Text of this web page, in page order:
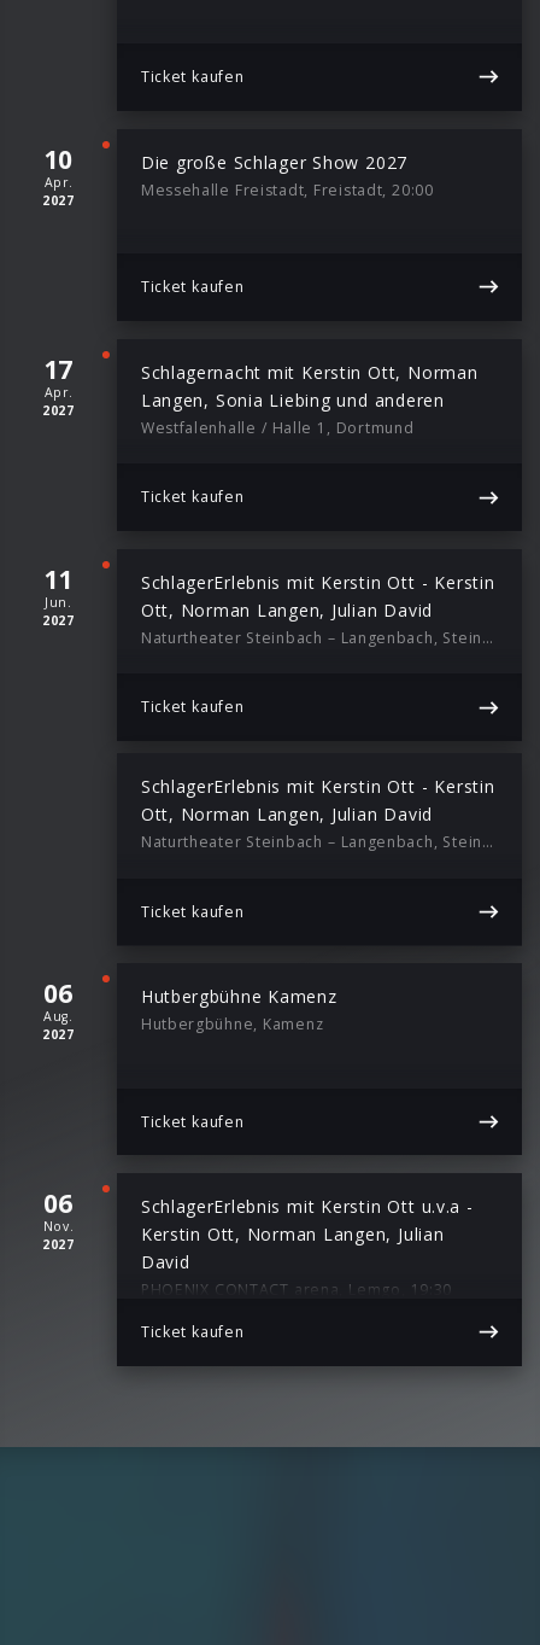
Ticket kaufen
10
Apr.
2027
Die große Schlager Show 2027
Messehalle Freistadt, Freistadt, 20:00
Ticket kaufen
17
Apr.
2027
Schlagernacht mit Kerstin Ott, Norman
Langen, Sonia Liebing und anderen
Westfalenhalle / Halle 1, Dortmund
Ticket kaufen
11
Jun.
2027
SchlagerErlebnis mit Kerstin Ott - Kerstin
Ott, Norman Langen, Julian David
Naturtheater Steinbach – Langenbach, Steinbach / Langenbach, 19:30
Ticket kaufen
SchlagerErlebnis mit Kerstin Ott - Kerstin
Ott, Norman Langen, Julian David
Naturtheater Steinbach – Langenbach, Steinbach / Langenbach, 19:30
Ticket kaufen
06
Aug.
2027
Hutbergbühne Kamenz
Hutbergbühne, Kamenz
Ticket kaufen
06
Nov.
2027
SchlagerErlebnis mit Kerstin Ott u.v.a -
Kerstin Ott, Norman Langen, Julian
David
PHOENIX CONTACT arena, Lemgo, 19:30
Ticket kaufen